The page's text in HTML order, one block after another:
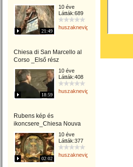
21:49
10 éve
Látták:689
huszaknevighgabriella
Chiesa di San Marcello al
Corso _Első rész
18:59
10 éve
Látták:408
huszaknevighgabriella
Rubens kép és
ikoncsere_Chiesa Nouva
02:02
10 éve
Látták:377
huszaknevighgabriella